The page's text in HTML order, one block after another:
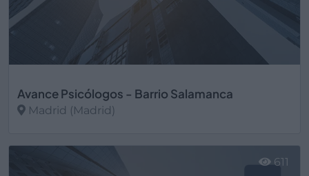
Avance Psicólogos - Barrio Salamanca
Madrid (Madrid)
611